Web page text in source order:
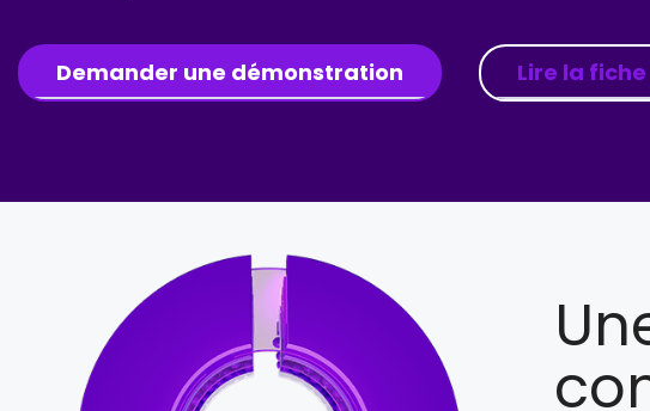
Demander une démonstration Lire la